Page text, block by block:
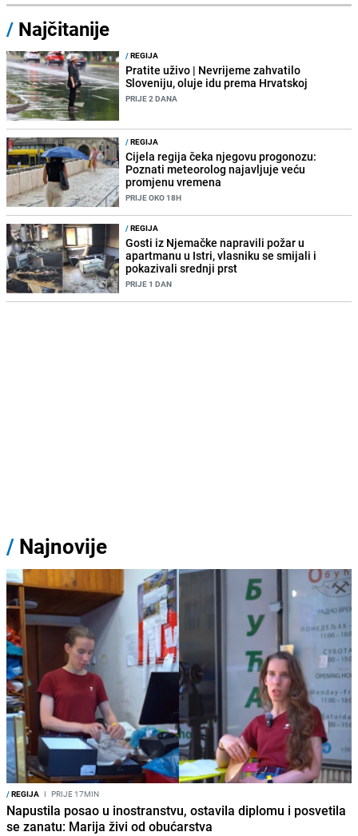
/ Najčitanije
/REGIJA
Pratite uživo | Nevrijeme zahvatilo
Sloveniju, oluje idu prema Hrvatskoj
PRIJE 2 DANA
/REGIJA
Cijela regija čeka njegovu progonozu:
Poznati meteorolog najavljuje veću
promjenu vremena
PRIJE OKO 18H
/REGIJA
Gosti iz Njemačke napravili požar u
apartmanu u Istri, vlasniku se smijali i
pokazivali srednji prst
PRIJE 1 DAN
/ Najnovije
/REGIJA I PRIJE 17MIN
Napustila posao u inostranstvu, ostavila diplomu i posvetila
se zanatu: Marija živi od obućarstva